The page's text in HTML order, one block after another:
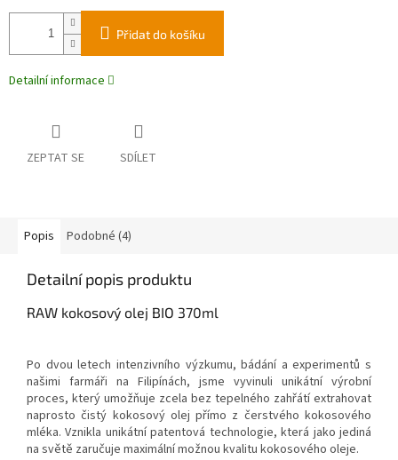
Přidat do košíku
Detailní informace
ZEPTAT SE SDÍLET
Popis Podobné (4)
Detailní popis produktu
RAW kokosový olej BIO 370ml
Po dvou letech intenzivního výzkumu, bádání a experimentů s
našimi farmáři na Filipínách, jsme vyvinuli unikátní výrobní
proces, který umožňuje zcela bez tepelného zahřátí extrahovat
naprosto čistý kokosový olej přímo z čerstvého kokosového
mléka. Vznikla unikátní patentová technologie, která jako jediná
na světě zaručuje maximální možnou kvalitu kokosového oleje.